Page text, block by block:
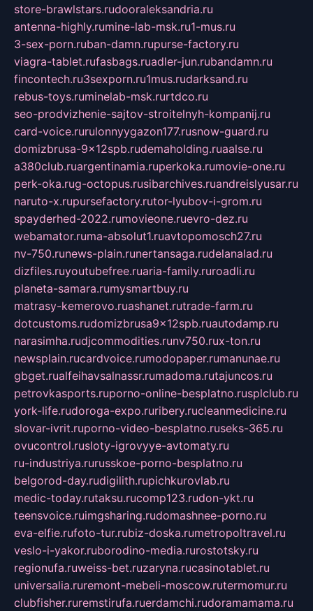
store-brawlstars.rudooraleksandria.ru
antenna-highly.rumine-lab-msk.ru1-mus.ru
3-sex-porn.ruban-damn.rupurse-factory.ru
viagra-tablet.rufasbags.ruadler-jun.rubandamn.ru
fincontech.ru3sexporn.ru1mus.rudarksand.ru
rebus-toys.ruminelab-msk.rurtdco.ru
seo-prodvizhenie-sajtov-stroitelnyh-kompanij.ru
card-voice.rurulonnyygazon177.rusnow-guard.ru
domizbrusa-9x12spb.rudemaholding.ruaalse.ru
a380club.ruargentinamia.ruperkoka.rumovie-one.ru
perk-oka.rug-octopus.rusibarchives.ruandreislyusar.ru
naruto-x.rupursefactory.rutor-lyubov-i-grom.ru
spayderhed-2022.rumovieone.ruevro-dez.ru
webamator.ruma-absolut1.ruavtopomosch27.ru
nv-750.runews-plain.runertansaga.rudelanalad.ru
dizfiles.ruyoutubefree.ruaria-family.ruroadli.ru
planeta-samara.rumysmartbuy.ru
matrasy-kemerovo.ruashanet.rutrade-farm.ru
dotcustoms.rudomizbrusa9x12spb.ruautodamp.ru
narasimha.rudjcommodities.runv750.rux-ton.ru
newsplain.rucardvoice.rumodopaper.rumanunae.ru
gbget.rualfeihavsalnassr.rumadoma.rutajuncos.ru
petrovkasports.ruporno-online-besplatno.rusplclub.ru
york-life.rudoroga-expo.ruribery.rucleanmedicine.ru
slovar-ivrit.ruporno-video-besplatno.ruseks-365.ru
ovucontrol.rusloty-igrovyye-avtomaty.ru
ru-industriya.rurusskoe-porno-besplatno.ru
belgorod-day.rudigilith.rupichkurovlab.ru
medic-today.rutaksu.rucomp123.rudon-ykt.ru
teensvoice.ruimgsharing.rudomashnee-porno.ru
eva-elfie.rufoto-tur.rubiz-doska.rumetropoltravel.ru
veslo-i-yakor.ruborodino-media.rurostotsky.ru
regionufa.ruweiss-bet.ruzaryna.rucasinotablet.ru
universalia.ruremont-mebeli-moscow.rutermomur.ru
clubfisher.ruremstirufa.ruerdamchi.rudoramamama.ru